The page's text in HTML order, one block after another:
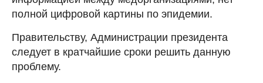
полной цифровой картины по эпидемии.
Правительству, Администрации президента
следует в кратчайшие сроки решить данную
проблему.